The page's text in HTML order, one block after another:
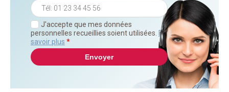
J'accepte que mes données
personnelles recueillies soient utilisées. En
savoir plus *